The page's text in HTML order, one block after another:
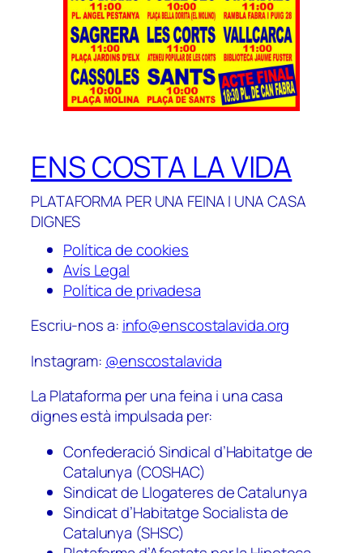
ENS COSTA LA VIDA
PLATAFORMA PER UNA FEINA I UNA CASA
DIGNES
Política de cookies
Avís Legal
Política de privadesa
Escriu-nos a: info@enscostalavida.org
Instagram: @enscostalavida
La Plataforma per una feina i una casa
dignes està impulsada per:
Confederació Sindical d’Habitatge de
Catalunya (COSHAC)
Sindicat de Llogateres de Catalunya
Sindicat d’Habitatge Socialista de
Catalunya (SHSC)